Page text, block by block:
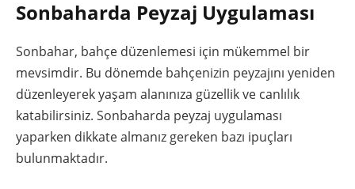
Sonbaharda Peyzaj Uygulaması
Sonbahar, bahçe düzenlemesi için mükemmel bir
mevsimdir. Bu dönemde bahçenizin peyzajını yeniden
düzenleyerek yaşam alanınıza güzellik ve canlılık
katabilirsiniz. Sonbaharda peyzaj uygulaması
yaparken dikkate almanız gereken bazı ipuçları
bulunmaktadır.